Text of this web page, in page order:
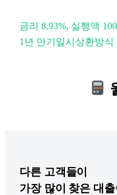
금리 8.93%, 실행액
1년 만기일시상환방식
다른 고객들이
가장 많이 찾은 대